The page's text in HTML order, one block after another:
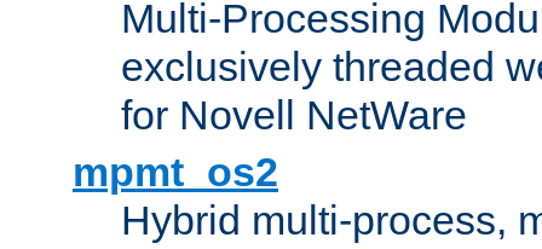
Multi-Processing
exclusively threaded
for Novell NetWare
mpmt_os2
Hybrid multi-process,